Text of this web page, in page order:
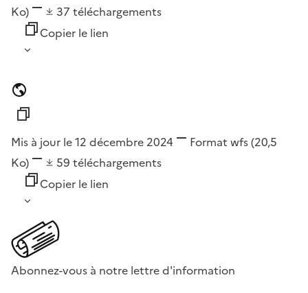
Ko)
37 téléchargements
Copier le lien
Mis à jour le 12 décembre 2024 Format wfs(20,5
Ko)
59 téléchargements
Copier le lien
Abonnez-vous à notre lettre d'information